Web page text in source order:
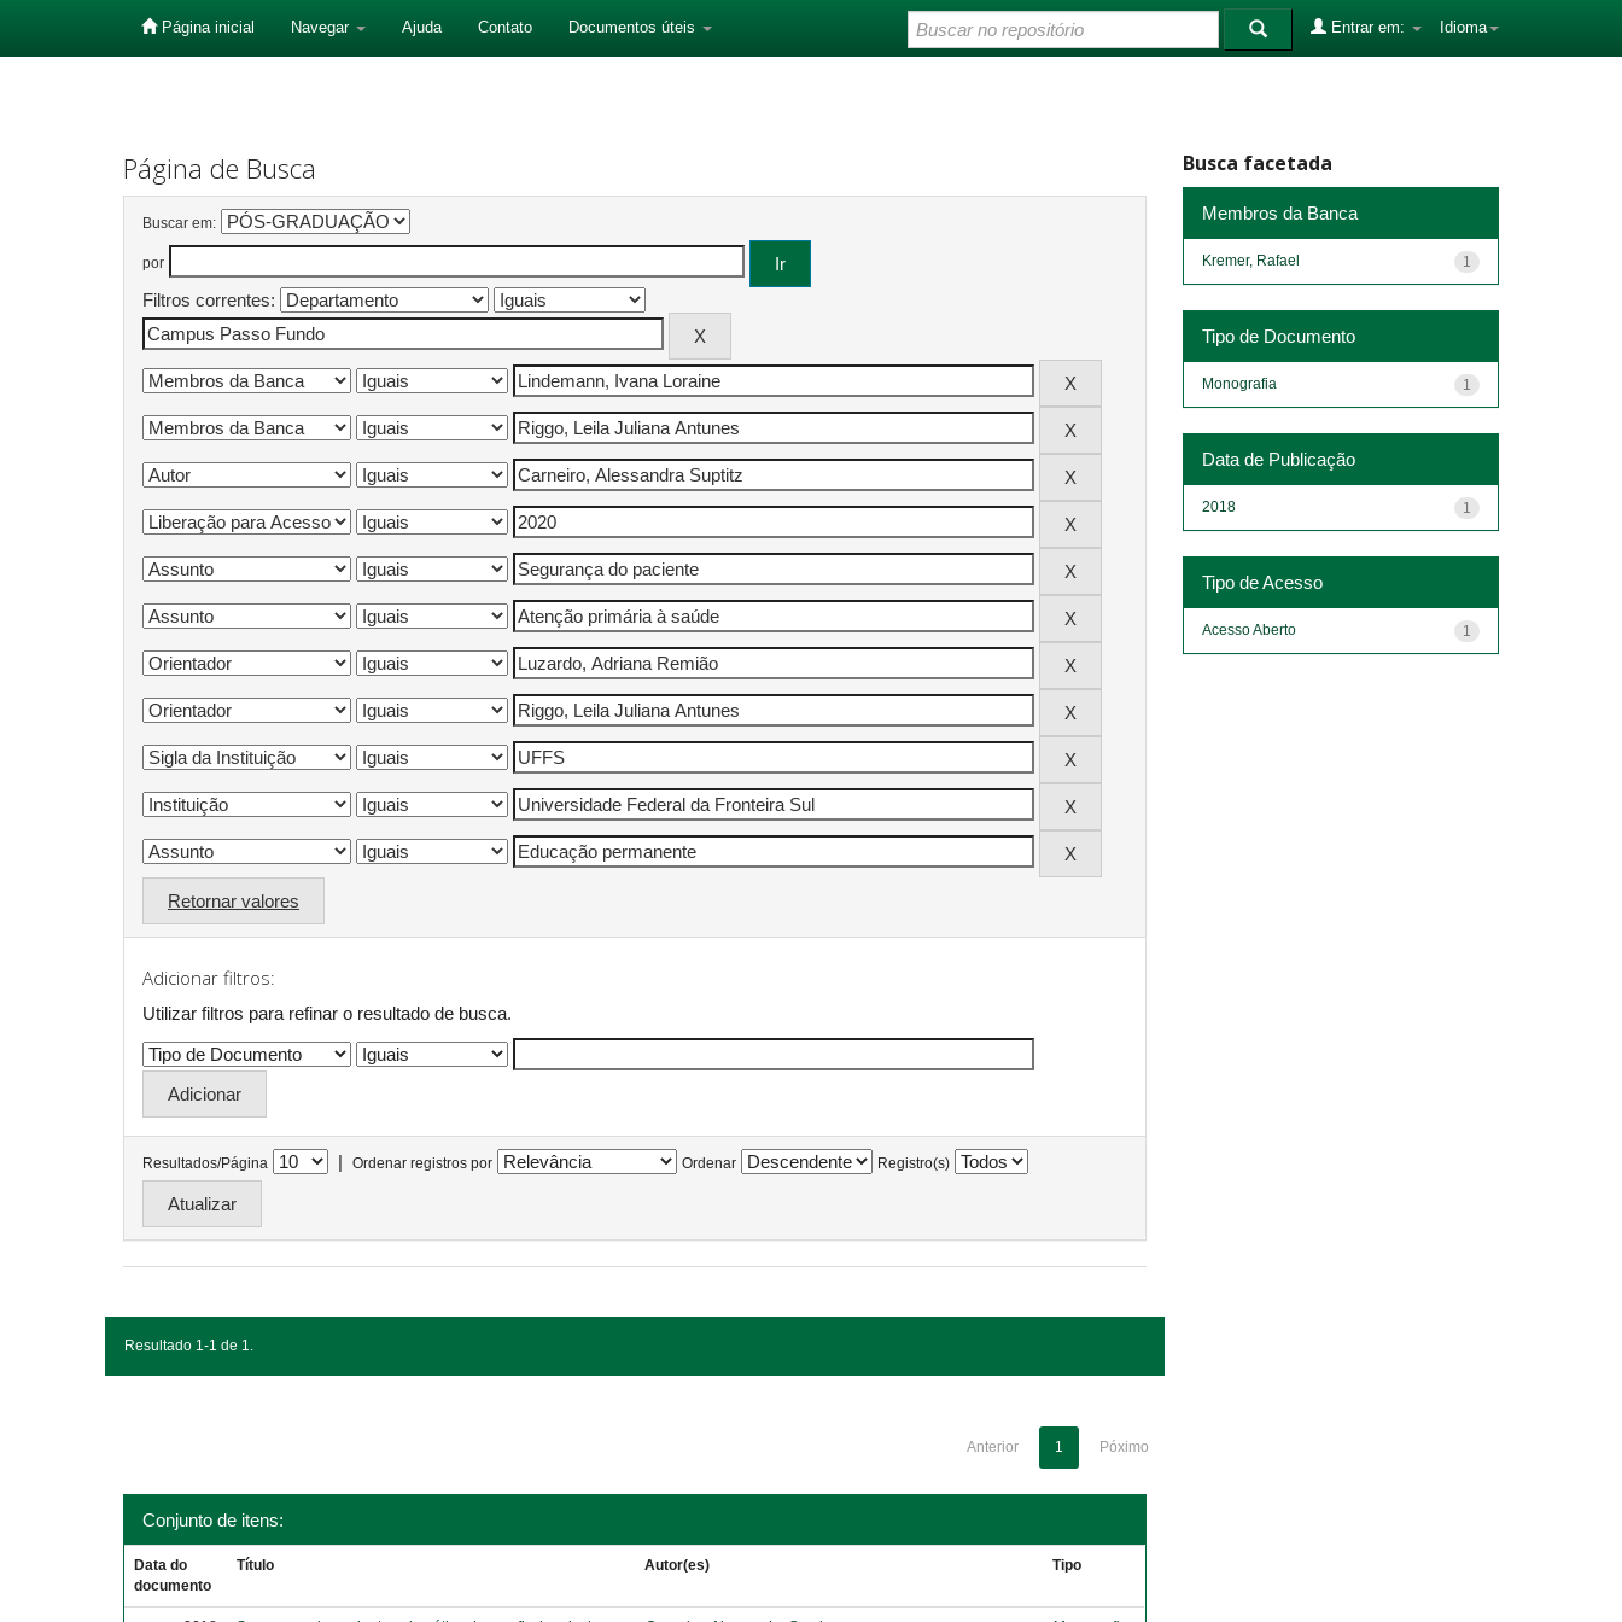
Página inicial Navegar Ajuda Contato Documentos úteis Idioma
Entrar em:
Página de Busca
Buscar em:
por
Filtros correntes:
Retornar valores
Adicionar filtros:
Utilizar filtros para refinar o resultado de busca.
Resultados/Página | Ordenar registros por Ordenar Registro(s)
Resultado 1-1 de 1.
Anterior 1 Póximo
Conjunto de itens:
Data do
documento
Título Autor(es) Tipo
Busca facetada
Membros da Banca
1
Kremer, Rafael
Tipo de Documento
1
Monografia
Data de Publicação
1
2018
Tipo de Acesso
1
Acesso Aberto